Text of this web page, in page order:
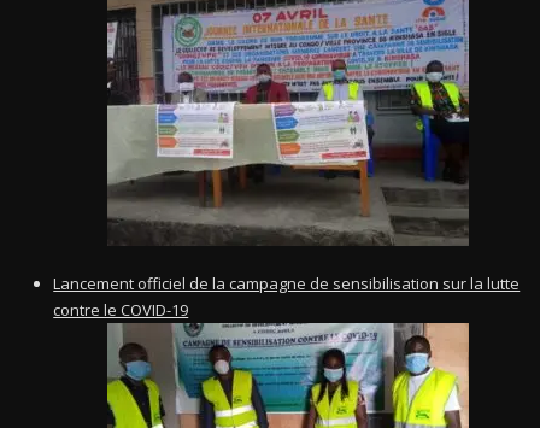
Lancement officiel de la campagne de sensibilisation sur la lutte
contre le COVID-19